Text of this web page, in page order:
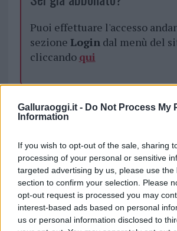
Galluraoggi.it - Do Not Process My
Information
If you wish to opt-out of the sale, sharing
processing of your personal or sensitive
targeted advertising by us, please use the
section to confirm your selection. Please
opt-out request is processed you may
interest-based ads based on personal
us or personal information disclosed to
Puoi effettuare l'accesso
sezione Logindal menù del
cliccando qui
TEMI: Capitaneria Di Olbia
i tuoi video e le
Su WhatsApp al
345 356 7512